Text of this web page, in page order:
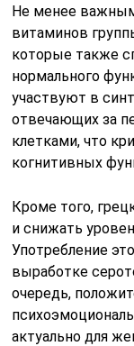
Не менее
витаминов
которые также
нормального
участвуют в
отвечающих за
клетками, что
когнитивных
Кроме того,
и снижать
Употребление
выработке
очередь,
актуально для